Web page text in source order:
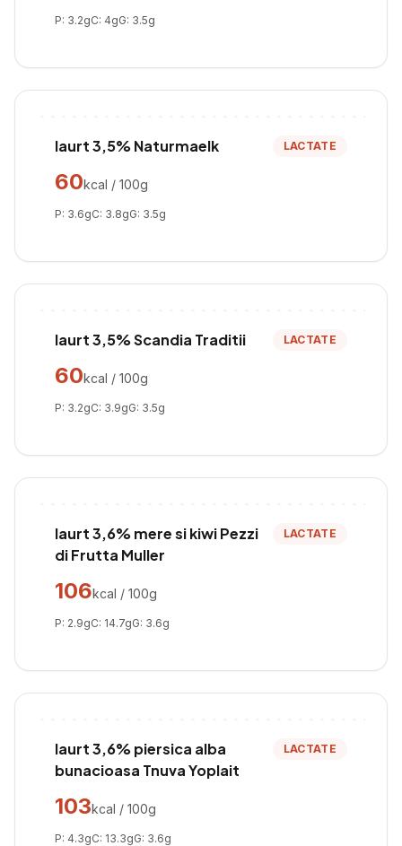
P: 3.2gC: 4gG: 3.5g
Iaurt 3,5% Naturmaelk LACTATE
60kcal / 100g
P: 3.6gC: 3.8gG: 3.5g
Iaurt 3,5% Scandia Traditii LACTATE
60kcal / 100g
P: 3.2gC: 3.9gG: 3.5g
Iaurt 3,6% mere si kiwi Pezzi
di Frutta Muller
LACTATE
106kcal / 100g
P: 2.9gC: 14.7gG: 3.6g
Iaurt 3,6% piersica alba
bunacioasa Tnuva Yoplait
LACTATE
103kcal / 100g
P: 4.3gC: 13.3gG: 3.6g